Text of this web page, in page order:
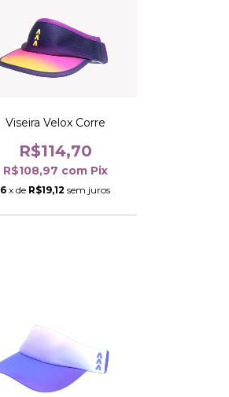
Viseira Velox Corre
R$114,70
R$108,97 com Pix
6 x de R$19,12 sem juros